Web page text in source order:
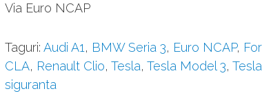
Via Euro NCAP
Taguri: Audi A1 , BMW Seria 3, Euro NCAP,
CLA, Renault Clio, Tesla, Tesla Model 3,
siguranta